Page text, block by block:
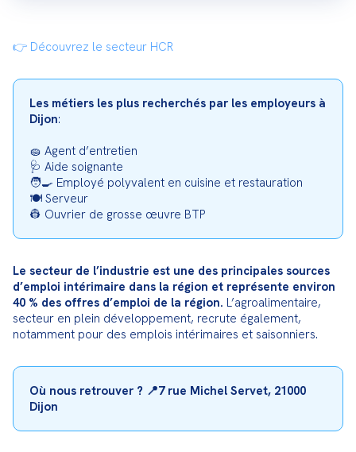
👉 Découvrez le secteur HCR
Les métiers les plus recherchés par les employeurs à
Dijon:
🧽 Agent d’entretien
🩺 Aide soignante
🧑‍🍳 Employé polyvalent en cuisine et restauration
🍽️ Serveur
👷 Ouvrier de grosse œuvre BTP
Le secteur de l’industrie est une des principales sources
d’emploi intérimaire dans la région et représente environ
40 % des offres d’emploi de la région. L’agroalimentaire,
secteur en plein développement, recrute également,
notamment pour des emplois intérimaires et saisonniers.
Où nous retrouver ? 📍7 rue Michel Servet, 21000
Dijon